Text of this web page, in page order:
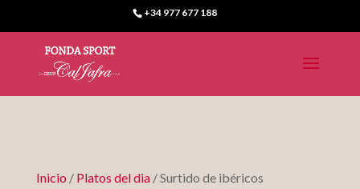
+34 977 677 188
Inicio / Platos del dia/ Surtido de ibéricos